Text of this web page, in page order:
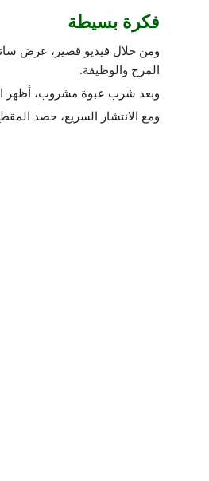
فكرة بسيطة
ومن خلال فيديو قصير، عرض
المرح والوظيفة.
وبعد شرب عبوة مشروب، أظهر
ومع الانتشار السريع، حصد